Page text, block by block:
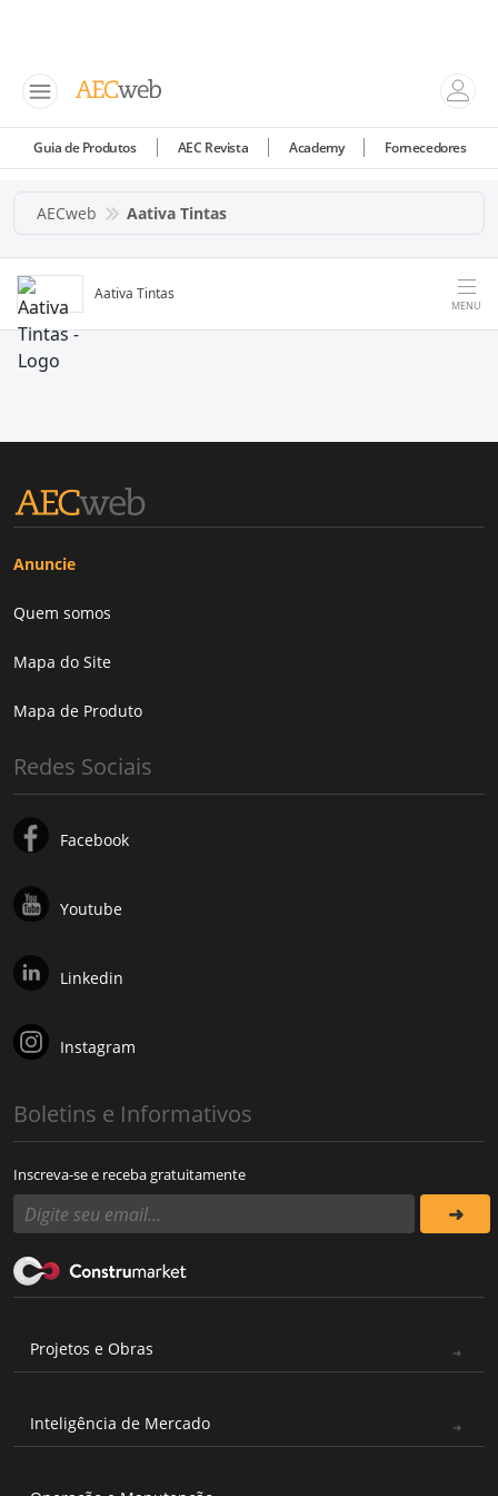
Guia de Produtos AEC Revista Academy Fornecedores
AECweb Aativa Tintas
Aativa Tintas
MENU
Anuncie
Quem somos
Mapa do Site
Mapa de Produto
Redes Sociais
Facebook
Youtube
Linkedin
Instagram
Boletins e Informativos
Inscreva-se e receba gratuitamente
Projetos e Obras
Inteligência de Mercado